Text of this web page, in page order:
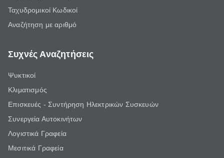
Ταχυδρομικοί Κωδικοί
Αναζήτηση με αριθμό
Συχνές Αναζητήσεις
Ψυκτικοί
Κλιματισμός
Επισκευές - Συντήρηση Ηλεκτρικών Συσκευών
Συνεργεία Αυτοκινήτων
Λογιστικά Γραφεία
Μεσιτικά Γραφεία